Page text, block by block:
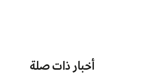
أخبار ذات صلة